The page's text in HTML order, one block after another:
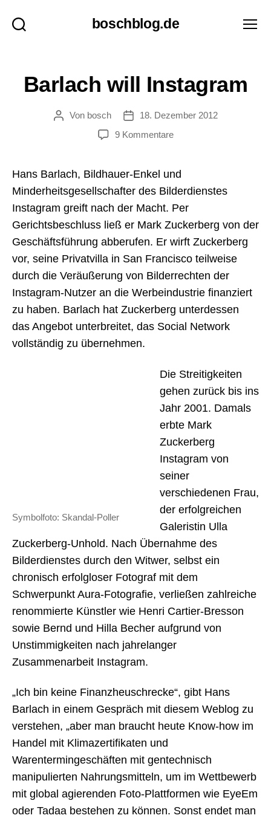
boschblog.de
Kategorien
N
I
R
T
S
H
A
F
T
Barlach will Instagram
Beitragsautor
Von bosch Veröffentlichungsdatum
18. Dezember 2012
9 Kommentarezu
Instagram
Hans Barlach, Bildhauer-Enkel und
Minderheitsgesellschafter des Bilderdienstes
Instagram greift nach der Macht. Per
Gerichtsbeschluss ließ er Mark Zuckerberg von der
Geschäftsführung abberufen. Er wirft Zuckerberg
vor, seine Privatvilla in San Francisco teilweise
durch die Veräußerung von Bilderrechten der
Instagram-Nutzer an die Werbeindustrie finanziert
zu haben. Barlach hat Zuckerberg unterdessen
das Angebot unterbreitet, das Social Network
vollständig zu übernehmen.
Symbolfoto: Skandal-Poller
Die Streitigkeiten
gehen zurück bis ins
Jahr 2001. Damals
erbte Mark
Zuckerberg
Instagram von
seiner
verschiedenen Frau,
der erfolgreichen
Galeristin Ulla
Zuckerberg-Unhold. Nach Übernahme des
Bilderdienstes durch den Witwer, selbst ein
chronisch erfolgloser Fotograf mit dem
Schwerpunkt Aura-Fotografie, verließen zahlreiche
renommierte Künstler wie Henri Cartier-Bresson
sowie Bernd und Hilla Becher aufgrund von
Unstimmigkeiten nach jahrelanger
Zusammenarbeit Instagram.
„Ich bin keine Finanzheuschrecke“, gibt Hans
Barlach in einem Gespräch mit diesem Weblog zu
verstehen, „aber man braucht heute Know-how im
Handel mit Klimazertifikaten und
Warentermingeschäften mit gentechnisch
manipulierten Nahrungsmitteln, um im Wettbewerb
mit global agierenden Foto-Plattformen wie EyeEm
oder Tadaa bestehen zu können. Sonst endet man